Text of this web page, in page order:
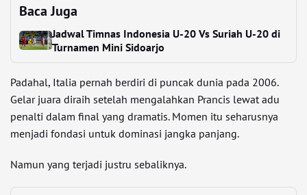
Baca Juga
Jadwal Timnas Indonesia U-20 Vs Suriah U-20 di
Turnamen Mini Sidoarjo
Padahal, Italia pernah berdiri di puncak dunia pada 2006.
Gelar juara diraih setelah mengalahkan Prancis lewat adu
penalti dalam final yang dramatis. Momen itu seharusnya
menjadi fondasi untuk dominasi jangka panjang.
Namun yang terjadi justru sebaliknya.